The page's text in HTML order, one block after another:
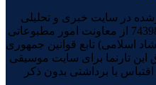
در سایت خبری و تحلیلی
موسیقی ایرانیان (با شماره مجوز 74398 از معاونت امور مطبوعاتی
اسلامی) تابع قوانین جمهوری
این تارنما برای سایت موسیقی
یا برداشتی بدون ذکر